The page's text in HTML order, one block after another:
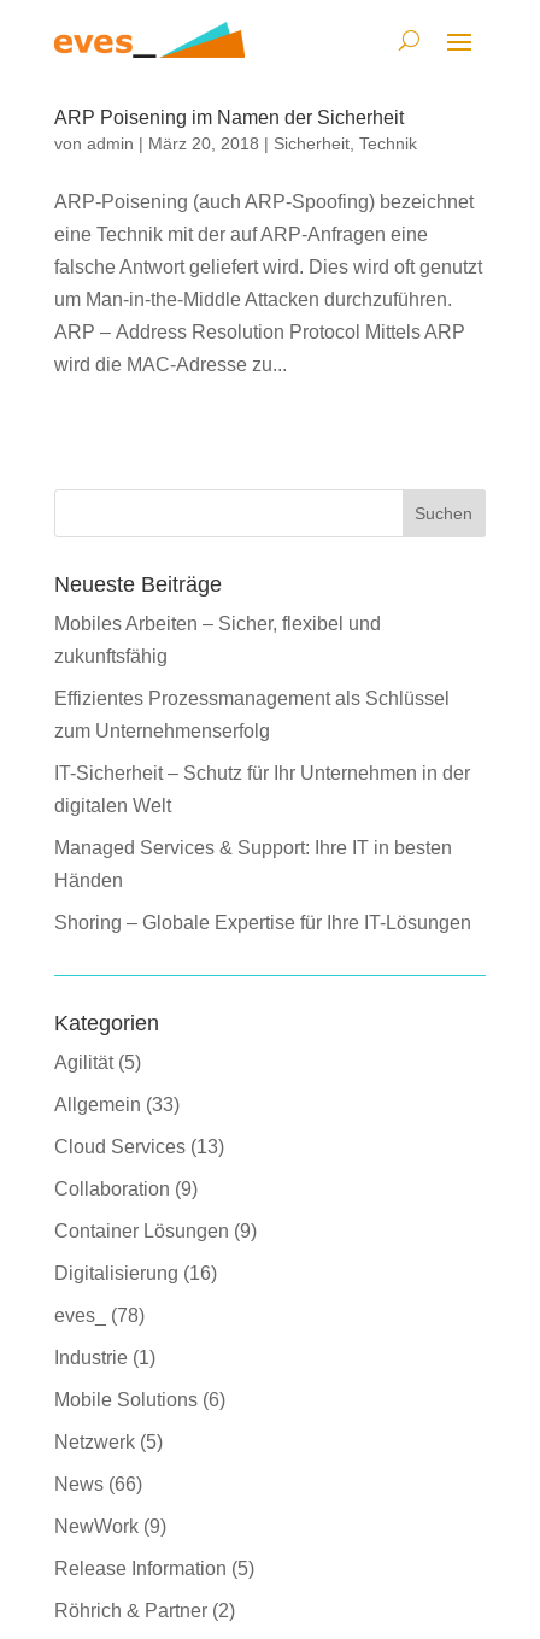
ARP Poisening im Namen der Sicherheit
von admin | März 20, 2018 | Sicherheit, Technik
ARP-Poisening (auch ARP-Spoofing) bezeichnet
eine Technik mit der auf ARP-Anfragen eine
falsche Antwort geliefert wird. Dies wird oft genutzt
um Man-in-the-Middle Attacken durchzuführen.
ARP – Address Resolution Protocol Mittels ARP
wird die MAC-Adresse zu...
Suchen
Neueste Beiträge
Mobiles Arbeiten – Sicher, flexibel und
zukunftsfähig
Effizientes Prozessmanagement als Schlüssel
zum Unternehmenserfolg
IT-Sicherheit – Schutz für Ihr Unternehmen in der
digitalen Welt
Managed Services & Support: Ihre IT in besten
Händen
Shoring – Globale Expertise für Ihre IT-Lösungen
Kategorien
Agilität(5)
Allgemein (33)
Cloud Services(13)
Collaboration (9)
Container Lösungen (9)
Digitalisierung (16)
eves_ (78)
Industrie(1)
Mobile Solutions(6)
Netzwerk(5)
News(66)
NewWork(9)
Release Information (5)
Röhrich & Partner(2)